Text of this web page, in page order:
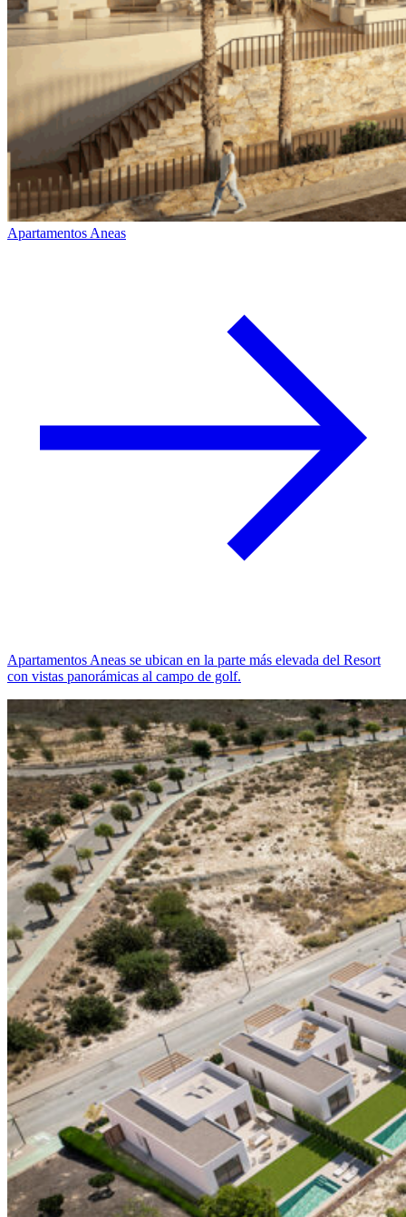
Apartamentos Aneas
Apartamentos Aneas se ubican en la parte más elevada del Resort
con vistas panorámicas al campo de golf.